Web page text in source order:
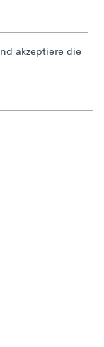
akzeptiere die